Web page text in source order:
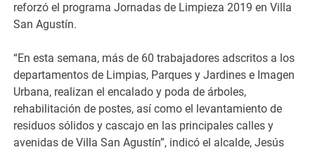
reforzó el programa Jornadas de Limpieza 2019 en Villa
San Agustín.
“En esta semana, más de 60 trabajadores adscritos a los
departamentos de Limpias, Parques y Jardines e Imagen
Urbana, realizan el encalado y poda de árboles,
rehabilitación de postes, así como el levantamiento de
residuos sólidos y cascajo en las principales calles y
avenidas de Villa San Agustín”, indicó el alcalde, Jesús